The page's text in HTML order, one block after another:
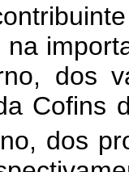
dos
Cofins
dos